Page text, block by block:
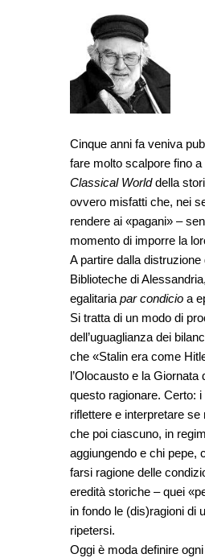
Cinque anni fa veniva
fare molto scalpore fino
Classical Worlddella
ovvero misfatti che, nei
rendere ai «pagani» –
momento di imporre la
A partire dalla
Biblioteche di
egalitaria par condicio a
Si tratta di un modo di
dell’uguaglianza dei
che «Stalin era come
l’Olocausto e la
questo ragionare. Certo:
riflettere e interpretare
che poi ciascuno, in
aggiungendo e chi pepe,
farsi ragione delle
eredità storiche – quei
in fondo le (dis)ragioni di
ripetersi.
Oggi è moda definire